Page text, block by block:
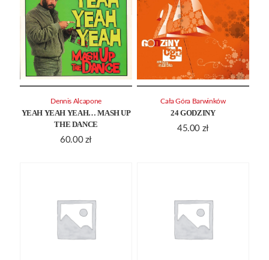
YEAH YEAH YEAH… MASH UP
THE DANCE
60.00 zł
Dennis Alcapone
24 GODZINY
45.00 zł
Cała Góra Barwinków